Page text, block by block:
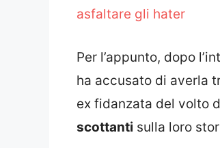
asfaltare gli hater
Per l’appunto, dopo
ha accusato di averla
ex fidanzata del volto
scottanti sulla loro